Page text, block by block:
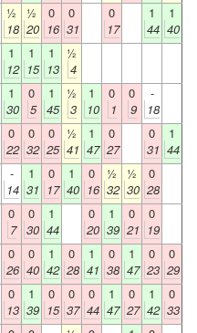
½
18
½
20
0
16
0
31
0
17
1
44
1
40
1
12
1
15
1
13
½
4
1
30
0
5
1
45
½
3
1
10
0
1
0
9
-
18
0
22
0
32
0
25
½
41
1
47
0
27
0
31
1
44
-
14
1
31
0
17
1
40
0
16
½
32
½
30
0
28
0
7
0
30
1
44
0
20
1
39
0
21
0
19
0
26
0
40
1
42
0
28
1
41
0
38
1
47
0
23
0
29
0
13
1
39
0
15
0
37
0
44
1
47
0
27
1
42
0
33